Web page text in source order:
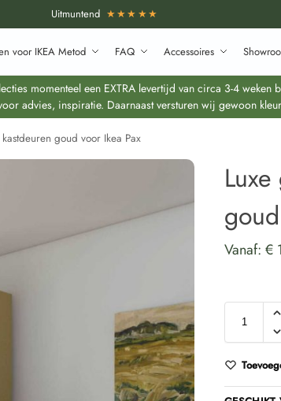
Uitmuntend ★★★★★
voor IKEA Metod FAQ Accessoires
momenteel een EXTRA levertijd van circa 3-4 weken
advies, inspiratie. Daarnaast versturen wij gewoon
goud voor Ikea Pax
Vanaf:€